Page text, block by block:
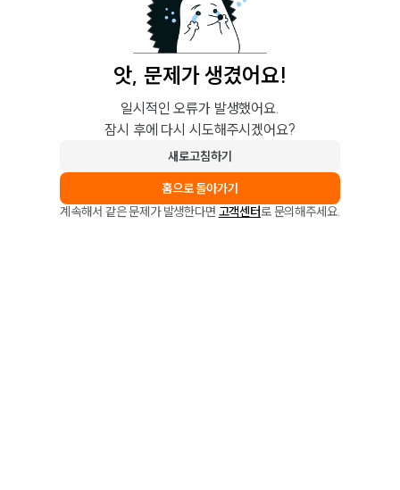
앗, 문제가 생겼어요!
일시적인 오류가 발생했어요.
잠시 후에 다시 시도해주시겠어요?
새로고침하기
홈으로 돌아가기
계속해서 같은 문제가 발생한다면 고객센터로 문의해주세요.